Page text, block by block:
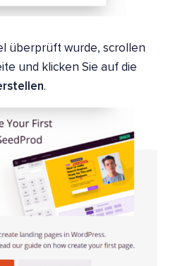
überprüft wurde, scrollen
und klicken Sie auf die
.